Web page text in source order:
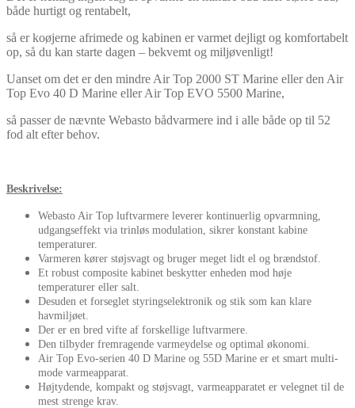
både hurtigt og rentabelt,
så er koøjerne afrimede og kabinen er varmet dejligt og komfortabelt
op, så du kan starte dagen – bekvemt og miljøvenligt!
Uanset om det er den mindre Air Top 2000 ST Marine eller den Air
Top Evo 40 D Marine eller Air Top EVO 5500 Marine,
så passer de nævnte Webasto bådvarmere ind i alle både op til 52
fod alt efter behov.
Beskrivelse:
Webasto Air Top luftvarmere leverer kontinuerlig opvarmning,
udgangseffekt via trinløs modulation sikrer konstant kabine
temperaturer.
Varmeren kører støjsvagt og bruger meget lidt el og brændstof.
Et robust composite kabinet beskytter enheden mod høje
temperaturer eller salt.
Desuden et forseglet styringselektronik og stik som kan klare
havmiljøet.
Der er en bred vifte af forskellige luftvarmere
Den tilbyder fremragende varmeydelse og optimal økonomi.
Air Top Evo-serien 40 D Marine og 55D Marine er et smart multi-
mode varmeapparat.
Højtydende , kompakt og støjsvagt, varmeapparatet er velegnet til de
mest strenge krav.